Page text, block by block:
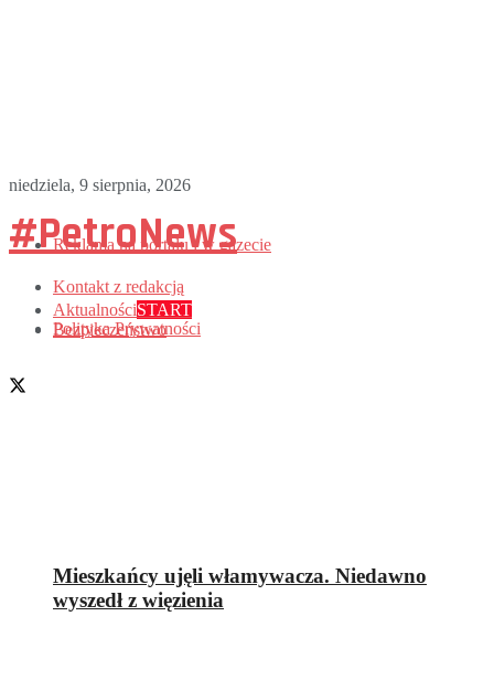
niedziela, 9 sierpnia, 2026
Reklama na portalu i w gazecie
Kontakt z redakcją
Polityka Prywatności
#PetroNews
AktualnościSTART
Bezpieczeństwo
Mieszkańcy ujęli włamywacza. Niedawno
wyszedł z więzienia